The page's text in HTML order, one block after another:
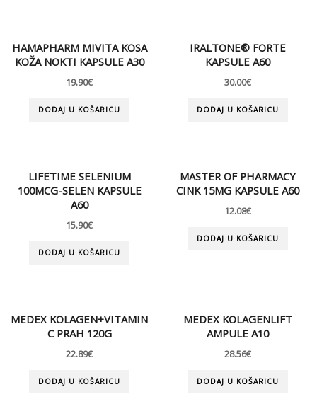
HAMAPHARM MIVITA KOSA
KOŽA NOKTI KAPSULE A30
19.90€
DODAJ U KOŠARICU
IRALTONE® FORTE
KAPSULE A60
30.00€
DODAJ U KOŠARICU
LIFETIME SELENIUM
100MCG-SELEN KAPSULE
A60
15.90€
DODAJ U KOŠARICU
MASTER OF PHARMACY
CINK 15MG KAPSULE A60
12.08€
DODAJ U KOŠARICU
MEDEX KOLAGEN+VITAMIN
C PRAH 120G
22.89€
DODAJ U KOŠARICU
MEDEX KOLAGENLIFT
AMPULE A10
28.56€
DODAJ U KOŠARICU